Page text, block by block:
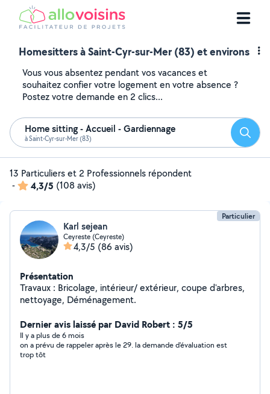
Homesitters à Saint-Cyr-sur-Mer (83) et environs
Vous vous absentez pendant vos vacances et
souhaitez confier votre logement en votre absence ?
Postez votre demande en 2 clics...
Home sitting - Accueil - Gardiennage
à Saint-Cyr-sur-Mer (83)
13 Particuliers et 2 Professionnels répondent
-
4,3/5 (108 avis)
Particulier
Karl sejean
Ceyreste (Ceyreste)
4,3/5 (86 avis)
Présentation
Travaux : Bricolage, intérieur/ extérieur, coupe d'arbres,
nettoyage, Déménagement.
Dernier avis laissé par David Robert : 5/5
Il y a plus de 6 mois
on a prévu de rappeler après le 29. la demande d'évaluation est
trop tôt